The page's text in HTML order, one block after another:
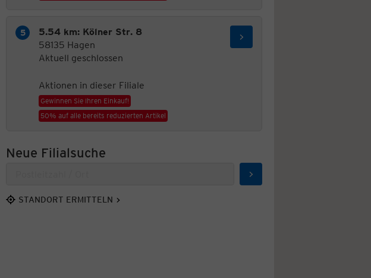
5.54 km: Kölner Str. 8
58135 Hagen
Aktuell geschlossen
Aktionen in dieser Filiale
Gewinnen Sie Ihren Einkauf!
50% auf alle bereits reduzierten Artikel
Neue Filialsuche
Suchen
STANDORT ERMITTELN